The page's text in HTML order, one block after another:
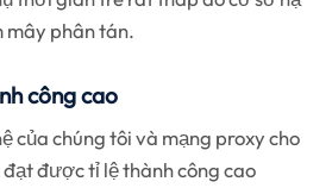
mây phân tán.
công cao
của chúng tôi và mạng proxy cho
đạt được tỉ lệ thành công cao